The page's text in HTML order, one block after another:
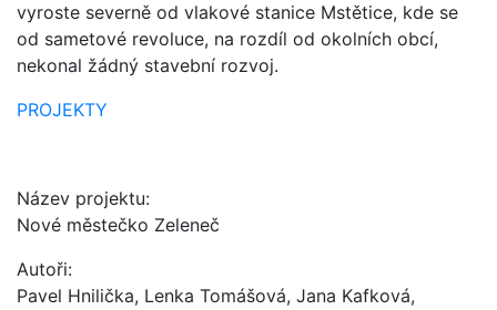
vyroste severně od vlakové stanice Mstětice, kde se
od sametové revoluce, na rozdíl od okolních obcí,
nekonal žádný stavební rozvoj.
PROJEKTY
Název projektu:
Nové městečko Zeleneč
Autoři:
Pavel Hnilička, Lenka Tomášová, Jana Kafková,